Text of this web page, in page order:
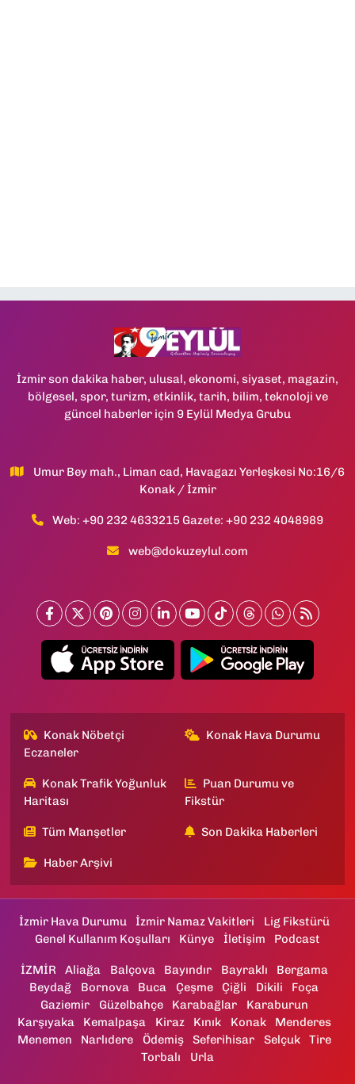
İzmir son dakika haber, ulusal, ekonomi, siyaset, magazin,
bölgesel, spor, turizm, etkinlik, tarih, bilim, teknoloji ve
güncel haberler için 9 Eylül Medya Grubu
Umur Bey mah., Liman cad, Havagazı Yerleşkesi No:16/6
Konak / İzmir
Web: +90 232 4633215 Gazete: +90 232 4048989
web@dokuzeylul.com
Konak Nöbetçi
Eczaneler
Konak Hava Durumu
Konak Trafik Yoğunluk
Haritası
Puan Durumu ve
Fikstür
Tüm Manşetler Son Dakika Haberleri
Haber Arşivi
İzmir Hava Durumu İzmir Namaz Vakitleri
Lig Fikstürü
Genel Kullanım Koşulları
Künye İletişim Podcast
İZMİR Aliağa Balçova Bayındır Bayraklı
Bergama
Beydağ
Bornova Buca Çeşme Çiğli Dikili
Foça
Gaziemir
Güzelbahçe Karabağlar
Karaburun
Karşıyaka
Kemalpaşa Kiraz Kınık Konak
Menderes
Menemen
Narlıdere Ödemiş Seferihisar Selçuk
Tire
Torbalı
Urla